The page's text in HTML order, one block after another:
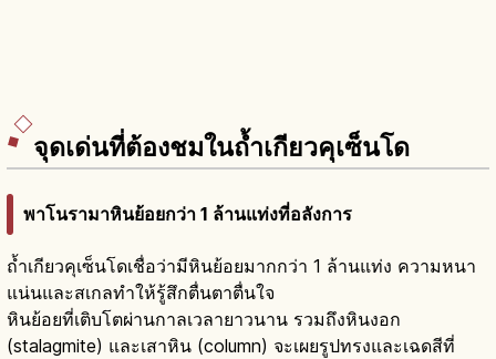
จุดเด่นที่ต้องชมในถ้ำเกียวคุเซ็นโด
พาโนรามาหินย้อยกว่า 1 ล้านแท่งที่อลังการ
ถ้ำเกียวคุเซ็นโดเชื่อว่ามีหินย้อยมากกว่า 1 ล้านแท่ง ความหนา
แน่นและสเกลทำให้รู้สึกตื่นตาตื่นใจ
หินย้อยที่เติบโตผ่านกาลเวลายาวนาน รวมถึงหินงอก
(stalagmite) และเสาหิน (column) จะเผยรูปทรงและเฉดสีที่